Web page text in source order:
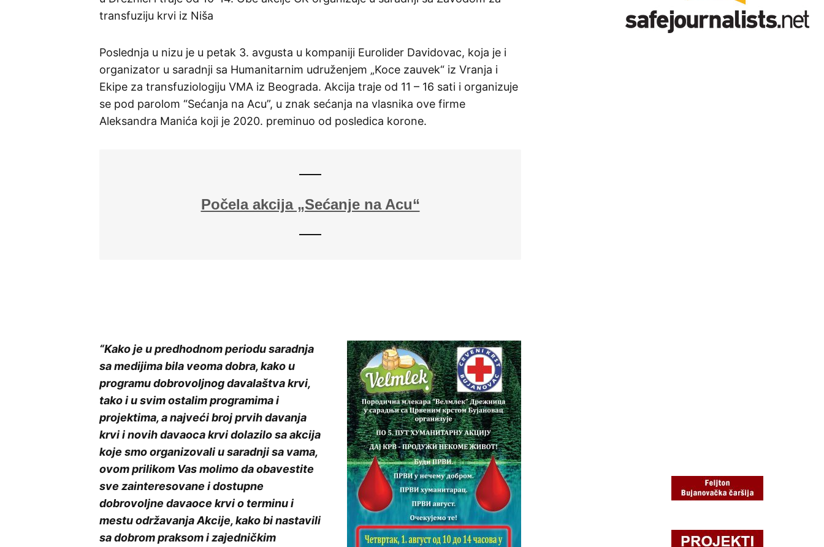
transfuziju krvi iz Niša
Poslednja u nizu je u petak 3. avgusta u kompaniji Eurolider Davidovac, koja je i
organizator u saradnji sa Humanitarnim udruženjem „Koce zauvek“ iz Vranja i
Ekipe za transfuziologiju VMA iz Beograda. Akcija traje od 11 – 16 sati i organizuje
se pod parolom “Sećanja na Acu”, u znak sećanja na vlasnika ove firme
Aleksandra Manića koji je 2020. preminuo od posledica korone.
Počela akcija „Sećanje na Acu“
“Kako je u predhodnom periodu saradnja
sa medijima bila veoma dobra, kako u
programu dobrovoljnog davalaštva krvi,
tako i u svim ostalim programima i
projektima, a najveći broj prvih davanja
krvi i novih davaoca krvi dolazilo sa akcija
koje smo organizovali u saradnji sa vama,
ovom prilikom Vas molimo da obavestite
sve zainteresovane i dostupne
dobrovoljne davaoce krvi o terminu i
mestu održavanja Akcije, kako bi nastavili
sa dobrom praksom i zajedničkim